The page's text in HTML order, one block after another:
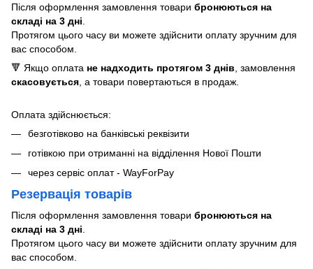
Після оформлення замовлення товари бронюються на
складі на 3 дні
Протягом цього часу ви можете здійснити оплату зручним для
вас способом.
🔻 Якщо оплата не надходить протягом 3 днів , замовлення
скасовується , а товари повертаються в продаж.
Оплата здійснюється:
безготівково на банківські реквізити
готівкою при отриманні на відділення Нової Пошти
через сервіс оплат - WayForPay
Резервація товарів
Після оформлення замовлення товари бронюються на
складі на 3 дні
Протягом цього часу ви можете здійснити оплату зручним для
вас способом.